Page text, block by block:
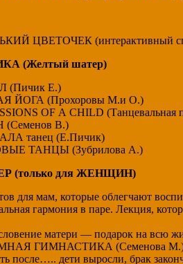
ЦВЕТОЧЕК (интерактивный
(Желтый шатер)
(Пичик Е.)
ЙОГА (Прохоровы М.и О.)
OF А CHILD
(Семенов В.)
танец (Е.Пичик)
ТАНЦЫ (Зубрилова А.)
(только для ЖЕНЩИН)
для мам, которые облегчают
гармония в паре. Лекция,
матери — подарок на всю
ГИМНАСТИКА (Семенова
после….. дети выросли, брак